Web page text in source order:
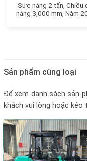
Sức nâng 2 tấn, Chiều
nâng 3,000 mm, Năm
Sản phẩm cùng loại
Để xem danh sách sản
khách vui lòng hoặc kéo